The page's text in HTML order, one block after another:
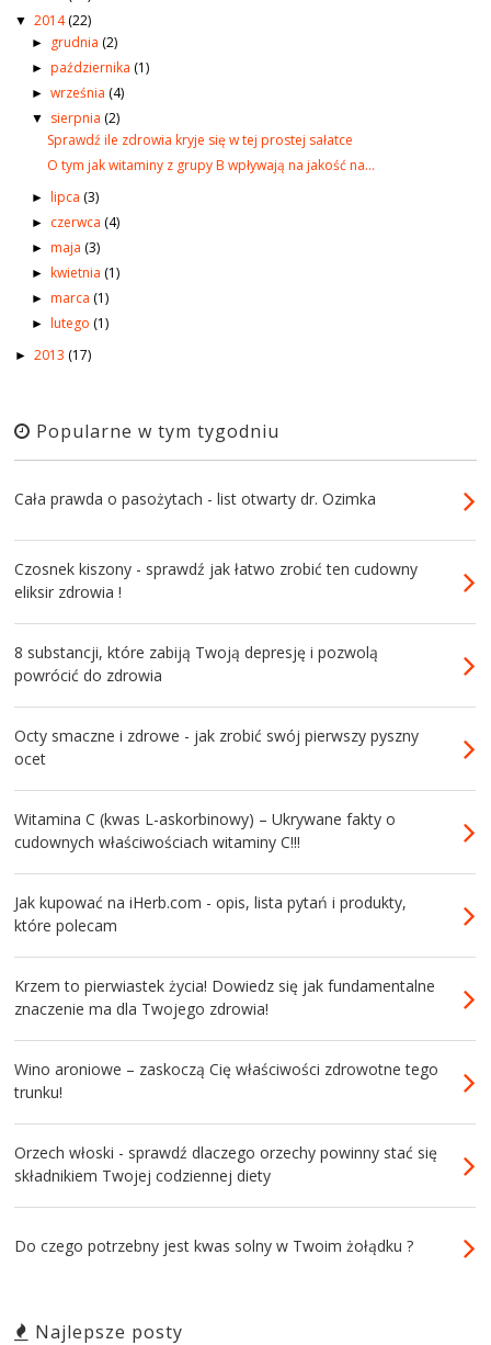
▼2014(22)
► grudnia (2)
► października (1)
► września (4)
▼ sierpnia (2)
Sprawdź ile zdrowia kryje się w tej prostej sałatce
O tym jak witaminy z grupy B wpływają na jakość na...
► lipca (3)
► czerwca (4)
► maja (3)
► kwietnia (1)
► marca (1)
► lutego (1)
►2013 (17)
Popularne w tym tygodniu
Cała prawda o pasożytach - list otwarty dr. Ozimka
Czosnek kiszony - sprawdź jak łatwo zrobić ten cudowny
eliksir zdrowia !
8 substancji, które zabiją Twoją depresję i pozwolą
powrócić do zdrowia
Octy smaczne i zdrowe - jak zrobić swój pierwszy pyszny
ocet
Witamina C (kwas L-askorbinowy) – Ukrywane fakty o
cudownych właściwościach witaminy C!!!
Jak kupować na iHerb.com - opis, lista pytań i produkty,
które polecam
Krzem to pierwiastek życia! Dowiedz się jak fundamentalne
znaczenie ma dla Twojego zdrowia!
Wino aroniowe – zaskoczą Cię właściwości zdrowotne tego
trunku!
Orzech włoski - sprawdź dlaczego orzechy powinny stać się
składnikiem Twojej codziennej diety
Do czego potrzebny jest kwas solny w Twoim żołądku ?
Najlepsze posty